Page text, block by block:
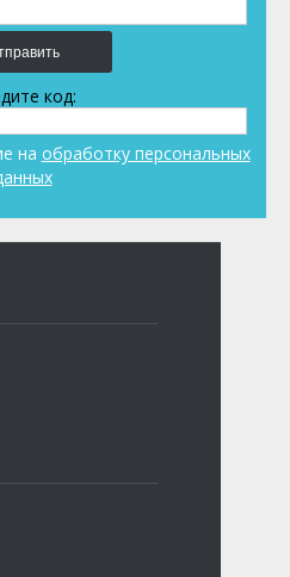
код:
на обработку персональных